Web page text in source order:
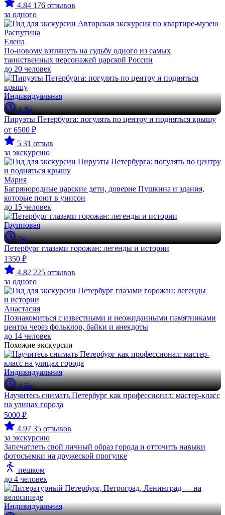
4.84 176 отзывов
за одного
Елена
По-новому взглянуть на судьбу одного из самых
таинственных персонажей царской России
до 20 человек
Индивидуальная
1.5ч
Пируэты Петербурга: погулять по центру и подняться крышу
от 6500 ₽
5 31 отзыв
за экскурсию
Мария
Багрянородные царские дети, доверие Пушкина и здания,
которые поют в унисон
до 15 человек
Групповая
2ч
Петербург глазами горожан: легенды и истории
1350 ₽
4.82 225 отзывов
за одного
Анастасия
Познакомиться с известными и неожиданными памятниками
центра через фольклор, байки и анекдоты
до 14 человек
Похожие экскурсии
Индивидуальная
1.5ч
Научитесь снимать Петербург как профессионал: мастер-класс
на улицах города
5000 ₽
4.97 35 отзывов
за экскурсию
Запечатлеть свой личный образ города и отточить навыки
фотосъемки на дружеской прогулке
пешком
до 4 человек
Индивидуальная